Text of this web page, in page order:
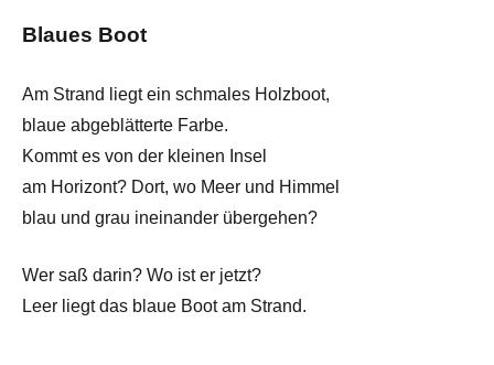
Blaues Boot
Am Strand liegt ein schmales Holzboot,
blaue abgeblätterte Farbe.
Kommt es von der kleinen Insel
am Horizont? Dort, wo Meer und Himmel
blau und grau ineinander übergehen?
Wer saß darin? Wo ist er jetzt?
Leer liegt das blaue Boot am Strand.